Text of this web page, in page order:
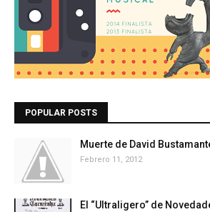
POPULAR POSTS
Muerte de David
Febrero 11, 2012
El “Ultraligero” de